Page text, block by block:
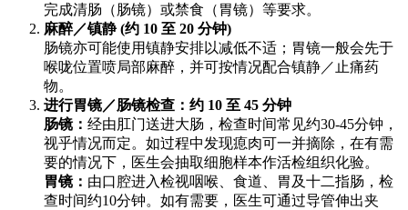
完成清肠（肠镜）或禁食（胃镜）等要求。
麻醉／镇静 (约 10 至 20 分钟)
肠镜亦可能使用镇静安排以减低不适；胃镜一般会先于
喉咙位置喷局部麻醉，并可按情况配合镇静／止痛药
物。
进行胃镜／肠镜检查：约 10 至 45 分钟
肠镜： 经由肛门送进大肠，检查时间常见约30-45分钟，
视乎情况而定。如过程中发现瘜肉可一并摘除，在有需
要的情况下，医生会抽取细胞样本作活检组织化验。
胃镜： 由口腔进入检视咽喉、食道、胃及十二指肠，检
查时间约10分钟。如有需要，医生可通过导管伸出夹